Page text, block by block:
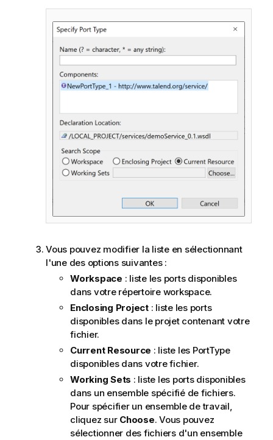
Vous pouvez modifier la liste en sélectionnant
l'une des options suivantes :
Workspace : liste les ports disponibles
dans votre répertoire workspace.
Enclosing Project: liste les ports
disponibles dans le projet contenant votre
fichier.
Current Resource : liste les PortType
disponibles dans votre fichier.
Working Sets : liste les ports disponibles
dans un ensemble spécifié de fichiers.
Pour spécifier un ensemble de travail,
cliquez sur Choose. Vous pouvez
sélectionner des fichiers d'un ensemble